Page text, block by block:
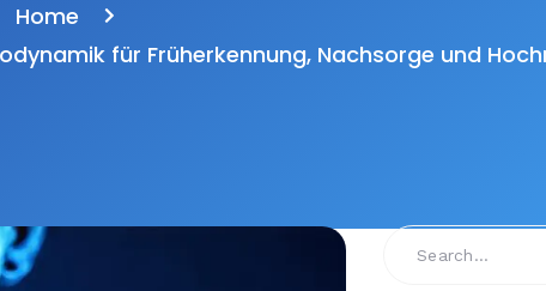
Home
für Früherkennung, Nachsorge und